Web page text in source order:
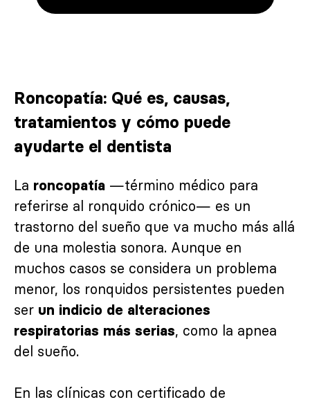
Roncopatía: Qué es, causas,
tratamientos y cómo puede
ayudarte el dentista
La roncopatía —término médico para
referirse al ronquido crónico— es un
trastorno del sueño que va mucho más allá
de una molestia sonora. Aunque en
muchos casos se considera un problema
menor, los ronquidos persistentes pueden
ser un indicio de alteraciones
respiratorias más serias, como la apnea
del sueño.
En las clínicas con certificado de